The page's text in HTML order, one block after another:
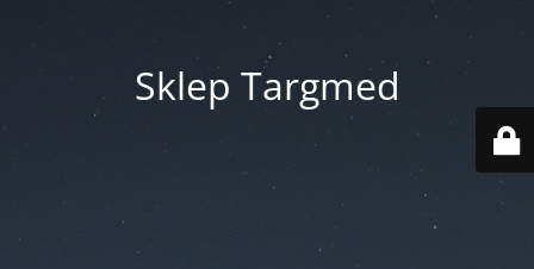
Sklep Targmed